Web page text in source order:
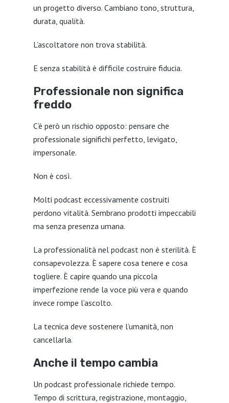
un progetto diverso. Cambiano tono, struttura,
durata, qualità.
L’ascoltatore non trova stabilità.
E senza stabilità è difficile costruire fiducia.
Professionale non significa
freddo
C’è però un rischio opposto: pensare che
professionale significhi perfetto, levigato,
impersonale.
Non è così.
Molti podcast eccessivamente costruiti
perdono vitalità. Sembrano prodotti impeccabili
ma senza presenza umana.
La professionalità nel podcast non è sterilità. È
consapevolezza. È sapere cosa tenere e cosa
togliere. È capire quando una piccola
imperfezione rende la voce più vera e quando
invece rompe l’ascolto.
La tecnica deve sostenere l’umanità, non
cancellarla.
Anche il tempo cambia
Un podcast professionale richiede tempo.
Tempo di scrittura, registrazione, montaggio,